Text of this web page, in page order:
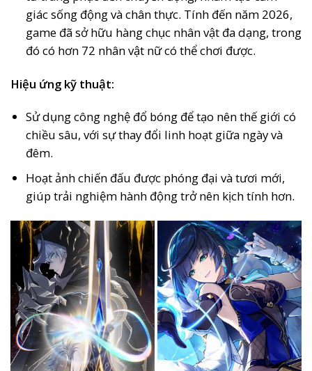
giác sống động và chân thực. Tính đến năm 2026,
game đã sở hữu hàng chục nhân vật đa dạng, trong
đó có hơn 72 nhân vật nữ có thể chơi được.
Hiệu ứng kỹ thuật:
Sử dụng công nghệ đổ bóng để tạo nên thế giới có
chiều sâu, với sự thay đổi linh hoạt giữa ngày và
đêm.
Hoạt ảnh chiến đấu được phóng đại và tươi mới,
giúp trải nghiệm hành động trở nên kịch tính hơn.